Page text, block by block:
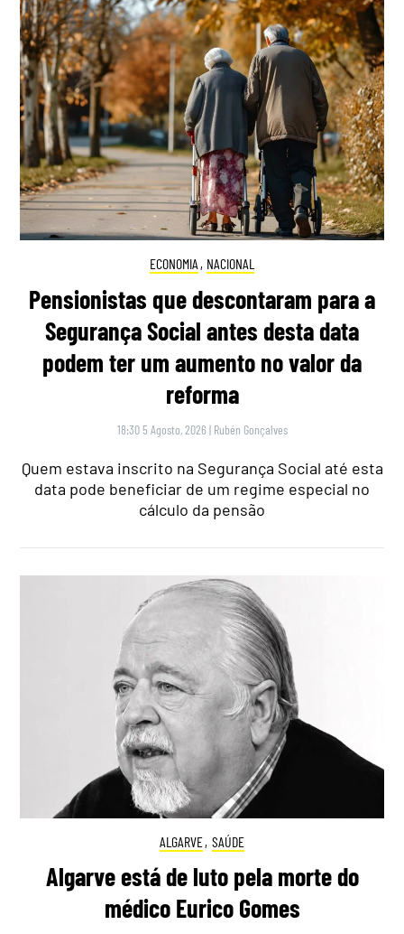
ECONOMIA , NACIONAL
Pensionistas que descontaram para a
Segurança Social antes desta data
podem ter um aumento no valor da
reforma
18:30 5 Agosto, 2026 | Rubén Gonçalves
Quem estava inscrito na Segurança Social até esta
data pode beneficiar de um regime especial no
cálculo da pensão
ALGARVE, SAÚDE
Algarve está de luto pela morte do
médico Eurico Gomes